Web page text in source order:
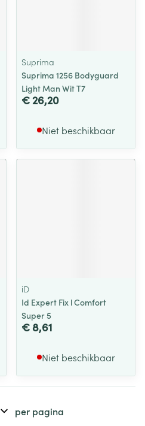
Suprima
Suprima 1256 Bodyguard
Light Man Wit T7
€ 26,20
Niet beschikbaar
iD
Id Expert Fix l Comfort
Super 5
€ 8,61
Niet beschikbaar
per pagina